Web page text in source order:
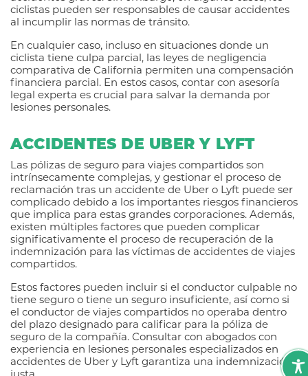
ciclistas pueden ser responsables de causar accidentes
al incumplir las normas de tránsito.
En cualquier caso, incluso en situaciones donde un
ciclista tiene culpa parcial, las leyes de negligencia
comparativa de California permiten una compensación
financiera parcial. En estos casos, contar con asesoría
legal experta es crucial para salvar la demanda por
lesiones personales.
ACCIDENTES DE UBER Y LYFT
Las pólizas de seguro para viajes compartidos son
intrínsecamente complejas, y gestionar el proceso de
reclamación tras un accidente de Uber o Lyft puede ser
complicado debido a los importantes riesgos financieros
que implica para estas grandes corporaciones. Además,
existen múltiples factores que pueden complicar
significativamente el proceso de recuperación de la
indemnización para las víctimas de accidentes de viajes
compartidos.
Estos factores pueden incluir si el conductor culpable no
tiene seguro o tiene un seguro insuficiente, así como si
el conductor de viajes compartidos no operaba dentro
del plazo designado para calificar para la póliza de
seguro de la compañía. Consultar con abogados con
experiencia en lesiones personales especializados en
accidentes de Uber y Lyft garantiza una indemnización